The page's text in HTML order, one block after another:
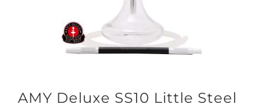
AMY Deluxe SS10 Little Steel